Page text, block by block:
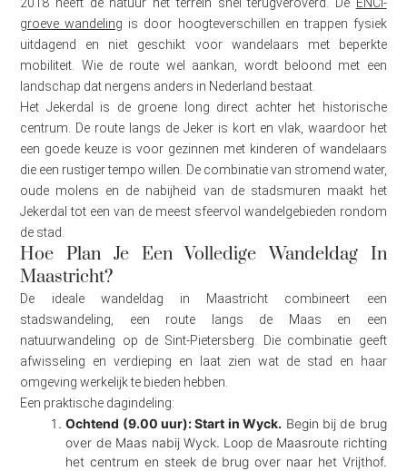
groeve wandeling is door hoogteverschillen en trappen fysiek
uitdagend en niet geschikt voor wandelaars met beperkte
mobiliteit. Wie de route wel aankan, wordt beloond met een
landschap dat nergens anders in Nederland bestaat.
Het Jekerdal is de groene long direct achter het historische
centrum. De route langs de Jeker is kort en vlak, waardoor het
een goede keuze is voor gezinnen met kinderen of wandelaars
die een rustiger tempo willen. De combinatie van stromend water,
oude molens en de nabijheid van de stadsmuren maakt het
Jekerdal tot een van de meest sfeervol wandelgebieden rondom
de stad.
Hoe Plan Je Een Volledige Wandeldag In
Maastricht?
De ideale wandeldag in Maastricht combineert een
stadswandeling, een route langs de Maas en een
natuurwandeling op de Sint-Pietersberg. Die combinatie geeft
afwisseling en verdieping en laat zien wat de stad en haar
omgeving werkelijk te bieden hebben.
Een praktische dagindeling:
Ochtend (9.00 uur): Start in Wyck. Begin bij de brug
over de Maas nabij Wyck. Loop de Maasroute richting
het centrum en steek de brug over naar het Vrijthof.